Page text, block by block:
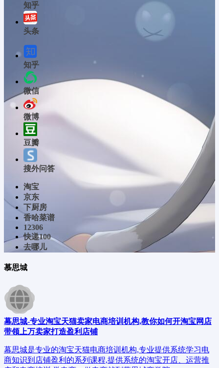
知乎
头条
知乎
微信
微博
豆瓣
搜外问答
淘宝
京东
下厨房
香哈菜谱
12306
快递100
去哪儿
慕思城
幕思城-专业淘宝天猫卖家电商培训机构,教你如何开淘宝网店
带领上万卖家打造盈利店铺
幕思城是专业的淘宝天猫电商培训机构,专业提供系统学习电
商知识到店铺盈利的系列课程,提供系统的淘宝开店、运营推